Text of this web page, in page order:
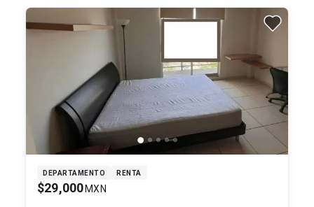
DEPARTAMENTO RENTA
$29,000 MXN